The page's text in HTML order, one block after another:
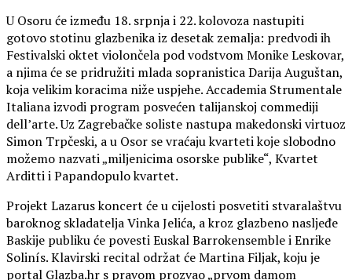
U Osoru će između 18. srpnja i 22. kolovoza nastupiti
gotovo stotinu glazbenika iz desetak zemalja: predvodi ih
Festivalski oktet violončela pod vodstvom Monike Leskovar,
a njima će se pridružiti mlada sopranistica Darija Auguštan,
koja velikim koracima niže uspjehe. Accademia Strumentale
Italiana izvodi program posvećen talijanskoj commediji
dell’arte. Uz Zagrebačke soliste nastupa makedonski virtuoz
Simon Trpčeski, a u Osor se vraćaju kvarteti koje slobodno
možemo nazvati „miljenicima osorske publike“, Kvartet
Arditti i Papandopulo kvartet.
Projekt Lazarus koncert će u cijelosti posvetiti stvaralaštvu
baroknog skladatelja Vinka Jelića, a kroz glazbeno nasljeđe
Baskije publiku će povesti Euskal Barrokensemble i Enrike
Solinís. Klavirski recital održat će Martina Filjak, koju je
portal Glazba.hr s pravom prozvao „prvom damom